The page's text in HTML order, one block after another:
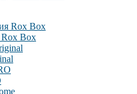
Box